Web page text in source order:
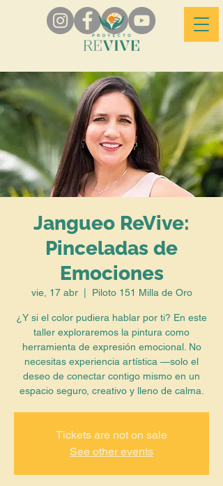
Jangueo ReVive:
Pinceladas de
Emociones
vie, 17 abr
  |
Piloto 151 Milla de Oro
¿Y si el color pudiera hablar por ti? En este
taller exploraremos la pintura como
herramienta de expresión emocional. No
necesitas experiencia artística —solo el
deseo de conectar contigo mismo en un
espacio seguro, creativo y lleno de calma.
Tickets are not on sale
See other events